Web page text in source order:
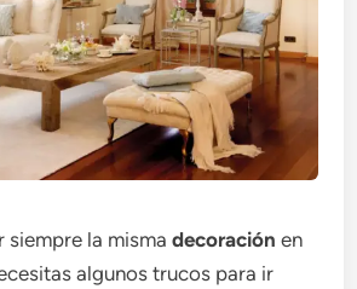
siempre la mismadecoración en
algunos trucos para ir